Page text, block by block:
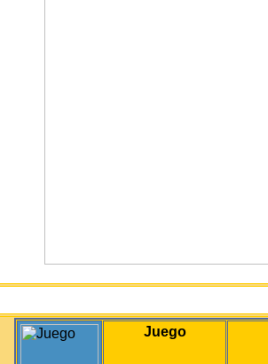
Juego